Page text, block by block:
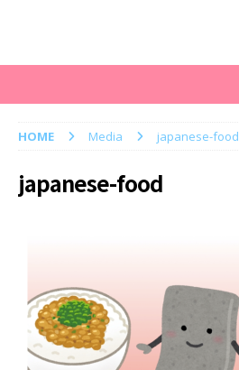
HOME Media japanese-food
japanese-food